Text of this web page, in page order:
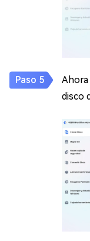
Ahora
disco